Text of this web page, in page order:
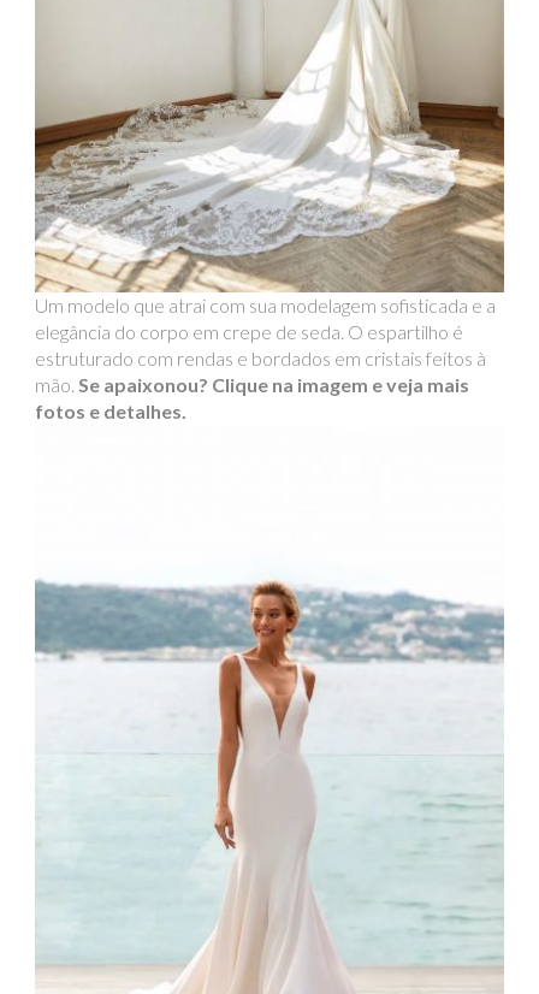
Um modelo que atrai com sua modelagem sofisticada e a
elegância do corpo em crepe de seda. O espartilho é
estruturado com rendas e bordados em cristais feitos à
mão. Se apaixonou? Clique na imagem e veja mais
fotos e detalhes.